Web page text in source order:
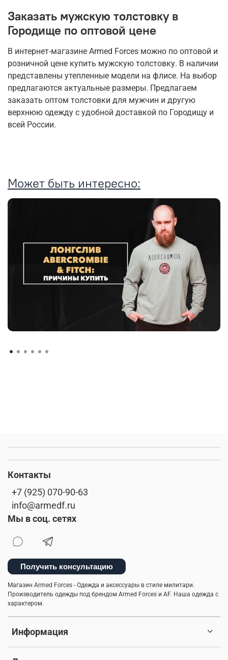
Заказать мужскую толстовку в
Городище по оптовой цене
В интернет-магазине Armed Forces можно по оптовой и
розничной цене купить мужскую толстовку. В наличии
представлены утепленные модели на флисе. На выбор
предлагаются актуальные размеры. Предлагаем
заказать оптом толстовки для мужчин и другую
верхнюю одежду с удобной доставкой по Городищу и
всей России.
Может быть интересно:
Информация
Контакты
+7 (925) 070-90-63
info@armedf.ru
Мы в соц. сетях
Получить консультацию
Магазин Armed Forces - Одежда и аксессуары в стиле милитари.
Производитель одежды под брендом Armed Forces и AF. Наша одежда с
характером.